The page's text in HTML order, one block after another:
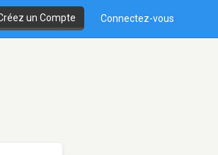
un Compte Connectez-vous